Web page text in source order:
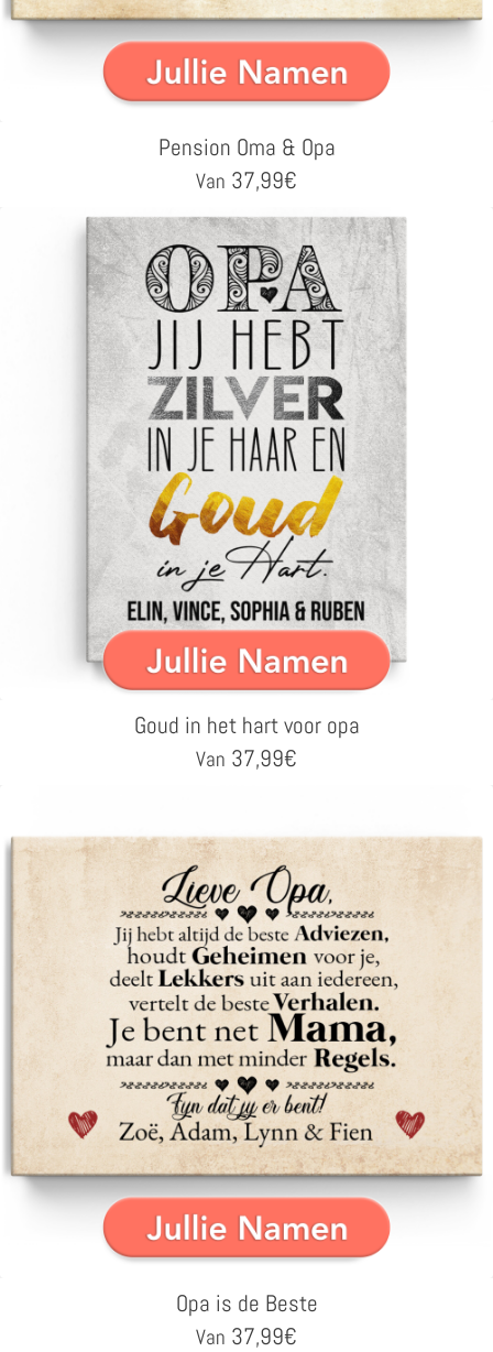
Pension Oma & Opa
Van 37,99€
Goud in het hart voor opa
Van 37,99€
Opa is de Beste
Van 37,99€